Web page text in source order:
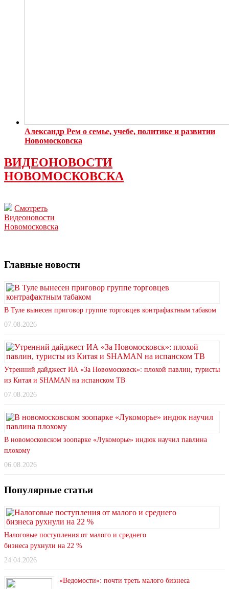
Александр Рем о семье, учебе, политике и развитии
Новомосковска
ВИДЕОНОВОСТИ
НОВОМОСКОВСКА
Смотреть
Видеоновости
Новомосковска
Главные новости
В Туле вынесен приговор группе торговцев контрафактным табаком
07.08.2026
Утренний дайджест ИА «За Новомосковск»: плохой павлин, туристы
из Китая и SHAMAN на испанском ТВ
07.08.2026
В новомосковском зоопарке «Лукоморье» индюк научил павлина
плохому
06.08.2026
Популярные статьи
Налоговые поступления от малого и среднего
бизнеса рухнули на 22 %
24.04.2026
«Ведомости»: почти треть малого бизнеса